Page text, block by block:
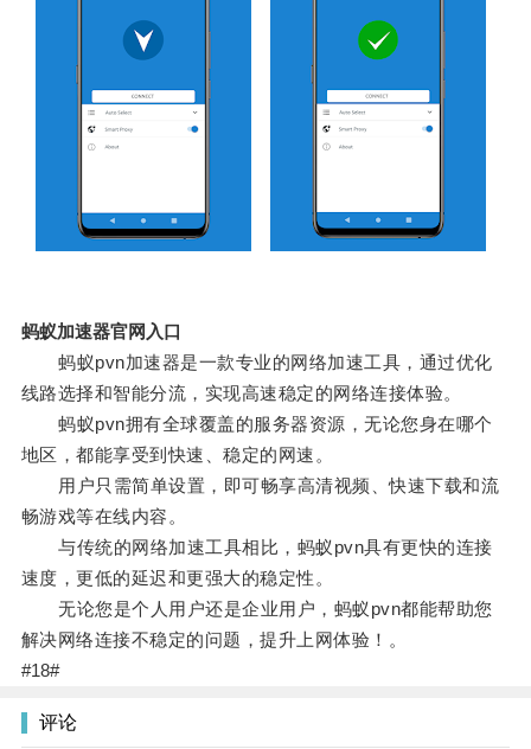
蚂蚁加速器官网入口
蚂蚁pvn加速器是一款专业的网络加速工具，通过优化
线路选择和智能分流，实现高速稳定的网络连接体验。
蚂蚁pvn拥有全球覆盖的服务器资源，无论您身在哪个
地区，都能享受到快速、稳定的网速。
用户只需简单设置，即可畅享高清视频、快速下载和流
畅游戏等在线内容。
与传统的网络加速工具相比，蚂蚁pvn具有更快的连接
速度，更低的延迟和更强大的稳定性。
无论您是个人用户还是企业用户，蚂蚁pvn都能帮助您
解决网络连接不稳定的问题，提升上网体验！。
#18#
评论